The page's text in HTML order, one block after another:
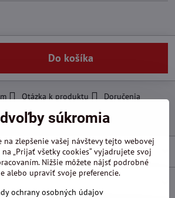
Do košíka
Otázka k produktu
Doručenia
súkromia
na zlepšenie vašej návštevy tejto webovej
„Prijať všetky cookies“ vyjadrujete svoj
Nižšie môžete nájsť podrobné
alebo upraviť svoje preferencie.
ochrany osobných údajov